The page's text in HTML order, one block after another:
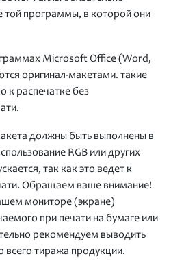
программы, в которой они
Microsoft Office (Word,
оригинал-макетами. такие
к распечатке без
должны быть выполнены в
RGB или других
так как это ведет к
Обращаем ваше внимание!
мониторе (экране)
при печати на бумаге или
рекомендуем выводить
всего тиража продукции.